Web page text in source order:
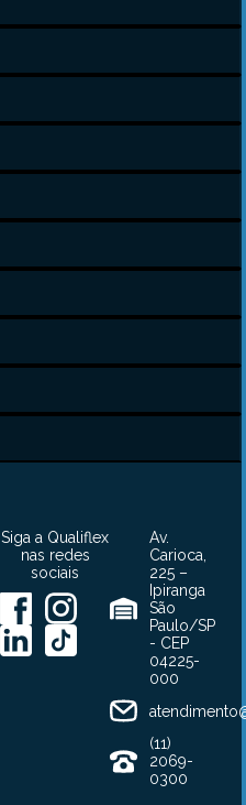
Av.
Carioca,
225 –
Ipiranga
São
Paulo/SP
- CEP
04225-
000
(11)
2069-
0300
Siga a Qualiflex
nas redes
sociais